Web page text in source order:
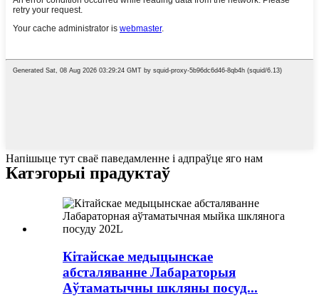
Напішыце тут сваё паведамленне і адпраўце яго нам
Катэгорыі прадуктаў
Кітайскае медыцынскае
абсталяванне Лабараторыя
Аўтаматычны шкляны посуд...